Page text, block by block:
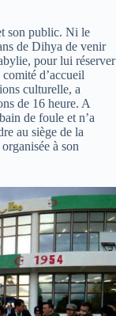
son public. Ni le
de Dihya de venir
pour lui réserver
d’accueil
culturelle, a
de 16 heure. A
de foule et n’a
au siège de la
à son